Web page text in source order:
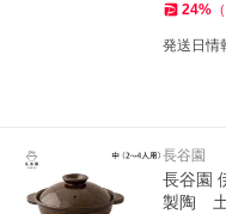
24% （
発送日情
長谷園
長谷園
製陶 土